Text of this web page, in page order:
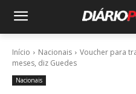
Início Nacionais
Voucher para
meses, diz Guedes
Nacionais